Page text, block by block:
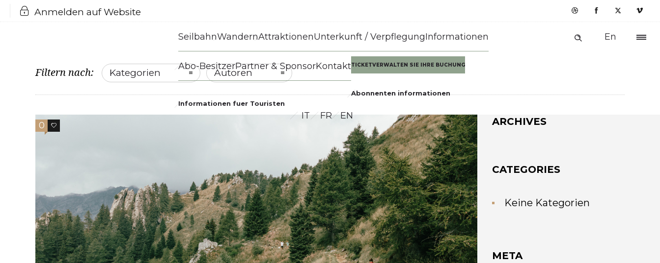
Anmelden auf Website
En
SeilbahnWandernAttraktionenUnterkunft / VerpflegungInformationen
Abo-BesitzerPartner & SponsorKontaktTICKETVERWALTEN SIE IHRE BUCHUNG
Abonnenten informationen
Informationen fuer Touristen
IT FR EN
Filtern nach: Kategorien Autoren
0 0 ARCHIVES
CATEGORIES
Keine Kategorien
META